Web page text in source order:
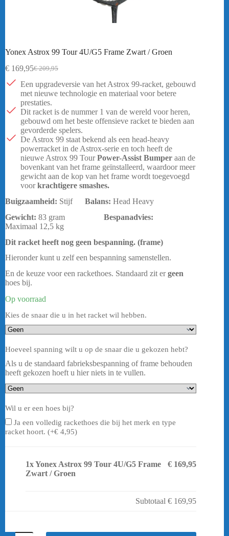
Yonex Astrox 99 Tour 4U/G5 Frame Zwart / Groen
€209,95
Oorspronkelijke
prijs
was:
€ 209,95.
€ 169,95Huidige
prijs
is:
€ 169,95.
Een upgradeversie van het Astrox 99-racket, gebouwd
met nieuwe technologie en materiaal voor betere
prestaties.
Dit racket is de nummer 1 van de wereld voor heren,
gebouwd om het beste offensieve racket te bieden aan
gevorderde spelers.
De Astrox 99 staat bekend als een head-heavy
powerracket in de Astrox-serie en toch heeft de
nieuwe Astrox 99 TourPower-Assist Bumper aan de
bovenkant van het frame geïnstalleerd, waardoor meer
gewicht aan de kop van het frame wordt toegevoegd
voorkrachtigere smashes.
Buigzaamheid: Stijf Balans: Head Heavy
Gewicht: 83 gram Bespanadvies:
Maximaal 12,5 kg
Dit racket heeft nog geen bespanning. (frame)
Hieronder kunt u zelf een bespanning samenstellen.
En de keuze voor een rackethoes. Standaard zit ergeen
hoes bij.
Op voorraad
Kies de snaar die u in het racket wil hebben.
Hoeveel spanning wilt u op de snaar die u gekozen hebt?
Als u de standaard fabrieksbespanning of frame behouden
heeft gekozen hoeft u hier niets in te vullen.
Wil u er een hoes bij?
Ja een volledig rackethoes die bij het merk en type
racket hoort. (+€ 4,95)
1xYonex Astrox 99 Tour 4U/G5 Frame
Zwart / Groen
€ 169,95
Subtotaal€ 169,95